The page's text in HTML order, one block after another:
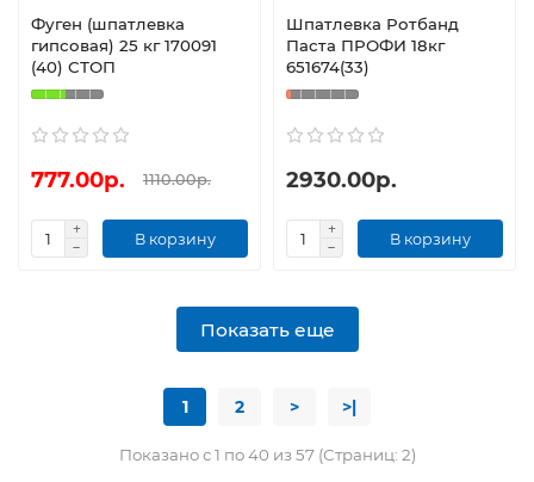
Фуген (шпатлевка
гипсовая) 25 кг 170091
(40) СТОП
777.00р. 1110.00р.
В корзину
Шпатлевка Ротбанд
Паста ПРОФИ 18кг
651674(33)
2930.00р.
В корзину
Показать еще
1 2 > >|
Показано с 1 по 40 из 57 (Страниц: 2)